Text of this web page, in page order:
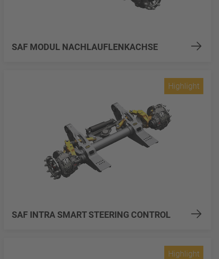
SAF MODUL NACHLAUFLENKACHSE
SAF INTRA SMART STEERING CONTROL
Highlight
Highlight